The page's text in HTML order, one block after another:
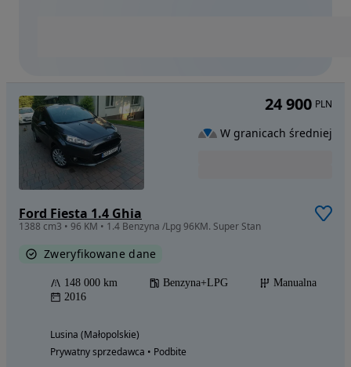
Ford Fiesta 1.4 Ghia
1388 cm3 • 96 KM • 1.4 Benzyna /Lpg 96KM. Super Stan
Zweryfikowane dane
148 000 km Benzyna+LPG
Manualna
2016
Lusina (Małopolskie)
Prywatny sprzedawca • Podbite
24 900 PLN
W granicach średniej